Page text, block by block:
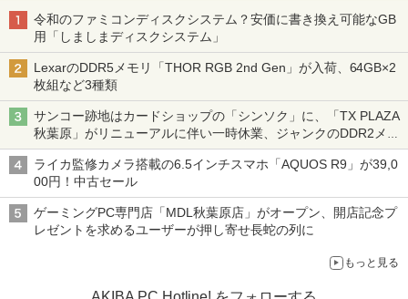
令和のファミコンディスクシステム？安価に書き換え可能なGB
用「しましまディスクシステム」
LexarのDDR5メモリ「THOR RGB 2nd Gen」が入荷、64GB×2
枚組など3種類
サンコー跡地はカードショップの「シンソク」に、「TX PLAZA
秋葉原」がリニューアルに伴い一時休業、ジャンクのDDR2メモ
リが100円で販売など～ 最近の秋葉原 ～
ライカ監修カメラ搭載の6.5インチスマホ「AQUOS R9」が39,0
00円！中古セール
ゲーミングPC専門店「MDL秋葉原店」がオープン、開店記念プ
レゼントを求めるユーザーが押し寄せ長蛇の列に
もっと見る